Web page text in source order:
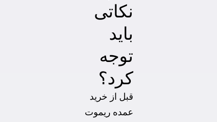
نکاتی
باید
توجه
کرد؟
قبل از خرید
عمده ریموت